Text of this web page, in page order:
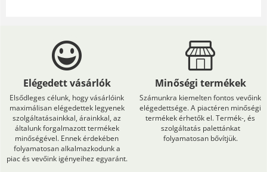
Elégedett vásárlók
Elsődleges célunk, hogy vásárlóink
maximálisan elégedettek legyenek
szolgáltatásainkkal, árainkkal, az
általunk forgalmazott termékek
minőségével. Ennek érdekében
folyamatosan alkalmazkodunk a
piac és vevőink igényeihez egyaránt.
Minőségi termékek
Számunkra kiemelten fontos vevőink
elégedettsége. A piactéren minőségi
termékek érhetők el. Termék-, és
szolgáltatás palettánkat
folyamatosan bővítjük.